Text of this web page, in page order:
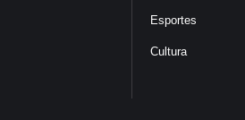
Esportes
Cultura